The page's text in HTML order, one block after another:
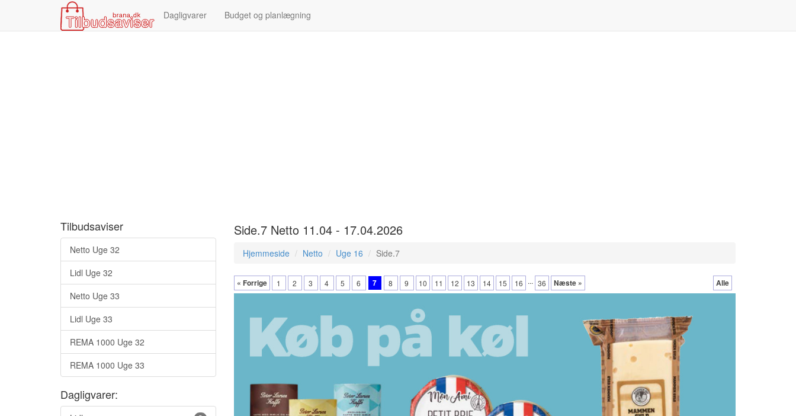
Dagligvarer Budget og planlægning
Tilbudsaviser
Netto Uge 32
Lidl Uge 32
Netto Uge 33
Lidl Uge 33
REMA 1000 Uge 32
REMA 1000 Uge 33
Dagligvarer:
Side.7 Netto 11.04 - 17.04.2026
Hjemmeside Netto Uge 16 Side.7
« Forrige 1 2 3 4 5 6 7 8 9 10 11 12 13 14 15 16 ... 36 Næste » Alle